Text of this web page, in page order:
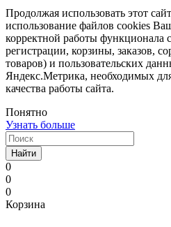
Продолжая использовать этот
использование файлов cookies
корректной работы функционала
регистрации, корзины, заказов,
товаров) и пользовательских
Яндекс.Метрика, необходимых
качества работы сайта.
Понятно
Узнать больше
Найти
0
0
0
Корзина